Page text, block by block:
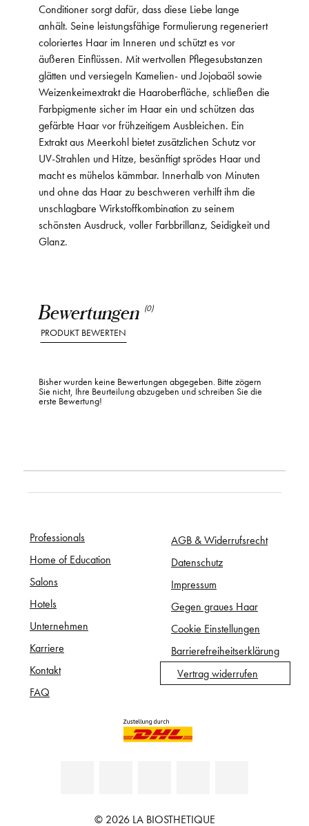
Bewertungen (0)
PRODUKT BEWERTEN
Bisher wurden keine Bewertungen abgegeben. Bitte zögern
Sie nicht, Ihre Beurteilung abzugeben und schreiben Sie die
erste Bewertung!
Conditioner sorgt dafür, dass diese Liebe lange
anhält. Seine leistungsfähige Formulierung regeneriert
coloriertes Haar im Inneren und schützt es vor
äußeren Einflüssen. Mit wertvollen Pflegesubstanzen
glätten und versiegeln Kamelien- und Jojobaöl sowie
Weizenkeimextrakt die Haaroberfläche, schließen die
Farbpigmente sicher im Haar ein und schützen das
gefärbte Haar vor frühzeitigem Ausbleichen. Ein
Extrakt aus Meerkohl bietet zusätzlichen Schutz vor
UV-Strahlen und Hitze, besänftigt sprödes Haar und
macht es mühelos kämmbar. Innerhalb von Minuten
und ohne das Haar zu beschweren verhilft ihm die
unschlagbare Wirkstoffkombination zu seinem
schönsten Ausdruck, voller Farbbrillanz, Seidigkeit und
Glanz.
Professionals
Home of Education
Salons
Hotels
Unternehmen
Karriere
Kontakt
FAQ
AGB & Widerrufsrecht
Datenschutz
Impressum
Gegen graues Haar
Cookie Einstellungen
Barrierefreiheitserklärung
Vertrag widerrufen
© 2026 LA BIOSTHETIQUE